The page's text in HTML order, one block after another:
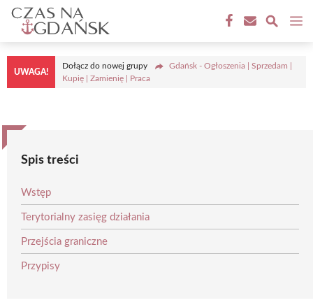
Przejdź
treści
UWAGA!
Dołącz do nowej grupy
Gdańsk - Ogłoszenia | Sprzedam |
Kupię | Zamienię | Praca
Spis treści
Wstęp
Terytorialny zasięg działania
Przejścia graniczne
Przypisy